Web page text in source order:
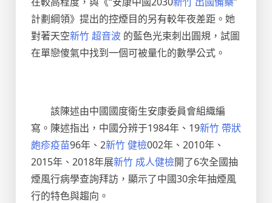
計劃綱領》提出的控煙目的另有較年夜差距。她
對著天空新竹 超音波 的藍色光束刺出圓規，試圖
在單戀傻氣中找到一個可被量化的數學公式。
該陳述由中國國度衛生安康委員會組織編
寫。陳述指出，中國分辨于1984年、19新竹 帶狀
皰疹疫苗96年、2新竹 健檢002年、2010年、
2015年、2018年展新竹 成人健檢開了6次全國抽
煙風行病學查詢拜訪，顯示了中國30余年抽煙風
行的特色與趨向。